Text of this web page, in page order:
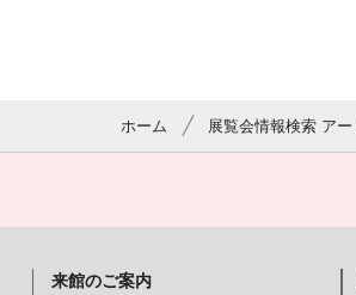
ホーム 展覧会情報検索 ア
来館のご案内